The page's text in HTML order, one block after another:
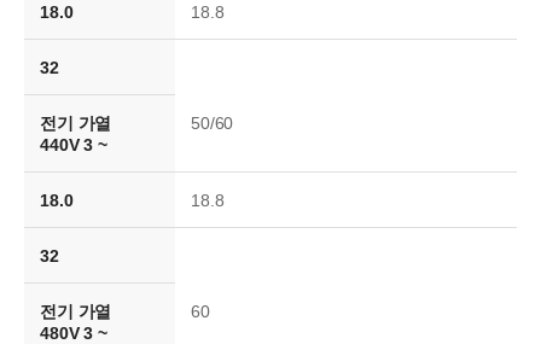
18.0 18.8
32
전기 가열
440V 3 ~
50/60
18.0 18.8
32
전기 가열
480V 3 ~
60